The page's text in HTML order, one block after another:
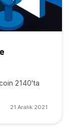
2140'ta
21 Aralık 2021